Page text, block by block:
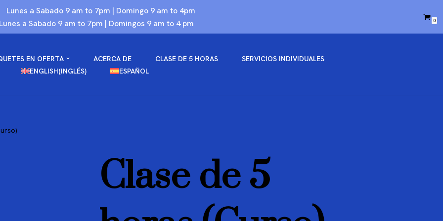
Lunes a Sabado 9 am to 7pm | Domingo 9 am to 4pm
Lunes a Sabado 9 am to 7pm | Domingos 9 am to 4 pm 0
EN OFERTA ACERCA DE CLASE DE 5 HORAS
SERVICIOS INDIVIDUALES
ENGLISH(INGLÉS) ESPAÑOL
Clase de 5